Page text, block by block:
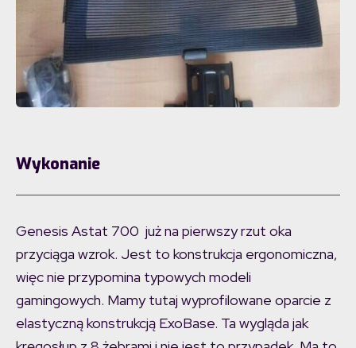
Wykonanie
Genesis Astat 700 już na pierwszy rzut oka
przyciąga wzrok. Jest to konstrukcja ergonomiczna,
więc nie przypomina typowych modeli
gamingowych. Mamy tutaj wyprofilowane oparcie z
elastyczną konstrukcją ExoBase. Ta wygląda jak